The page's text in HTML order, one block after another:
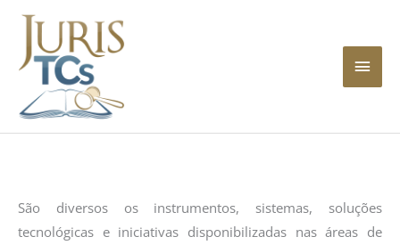
conteúdo
São diversos os instrumentos, sistemas, soluções
tecnológicas e iniciativas disponibilizadas nas áreas de